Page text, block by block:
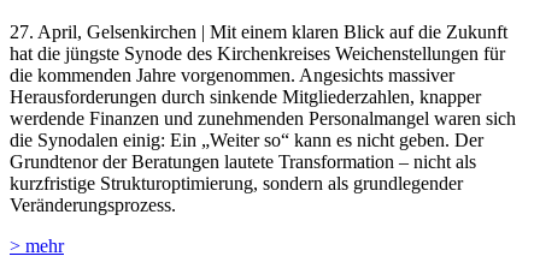
27. April, Gelsenkirchen | Mit einem klaren Blick auf die Zukunft
hat die jüngste Synode des Kirchenkreises Weichenstellungen für
die kommenden Jahre vorgenommen. Angesichts massiver
Herausforderungen durch sinkende Mitgliederzahlen, knapper
werdende Finanzen und zunehmenden Personalmangel waren sich
die Synodalen einig: Ein „Weiter so“ kann es nicht geben. Der
Grundtenor der Beratungen lautete Transformation – nicht als
kurzfristige Strukturoptimierung, sondern als grundlegender
Veränderungsprozess.
> mehr